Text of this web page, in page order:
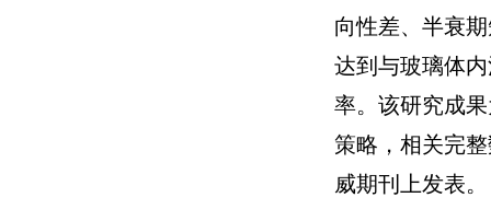
向性差、半衰
达到与玻璃体
率。该研究成
策略，相关完
威期刊上发表。